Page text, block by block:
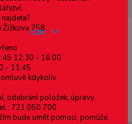
Menu
CZK
Žižkova 758
12:30 - 16:00
- 11:45
kdykoliv
odebrání položek, úpravy
721 050 700
bude umět pomoci, pomůže.